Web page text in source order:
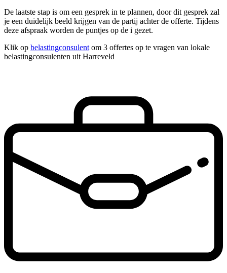
De laatste stap is om een gesprek in te plannen, door dit gesprek zal
je een duidelijk beeld krijgen van de partij achter de offerte. Tijdens
deze afspraak worden de puntjes op de i gezet.
Klik op belastingconsulent om 3 offertes op te vragen van lokale
belastingconsulenten uit Harreveld